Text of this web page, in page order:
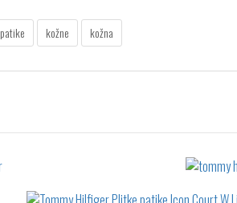
patike kožne kožna